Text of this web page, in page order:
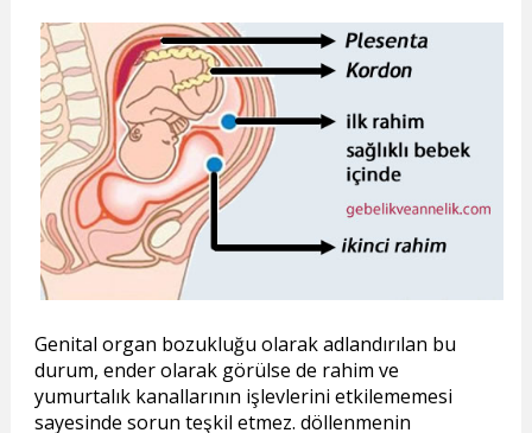
Genital organ bozukluğu olarak adlandırılan bu
durum, ender olarak görülse de rahim ve
yumurtalık kanallarının işlevlerini etkilememesi
sayesinde sorun teşkil etmez. döllenmenin